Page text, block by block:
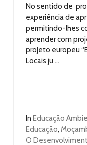
No sentido de
experiência de
permitindo-lhes
aprender com
projeto europeu
Locais ju ...
In Educação
Educação,
O